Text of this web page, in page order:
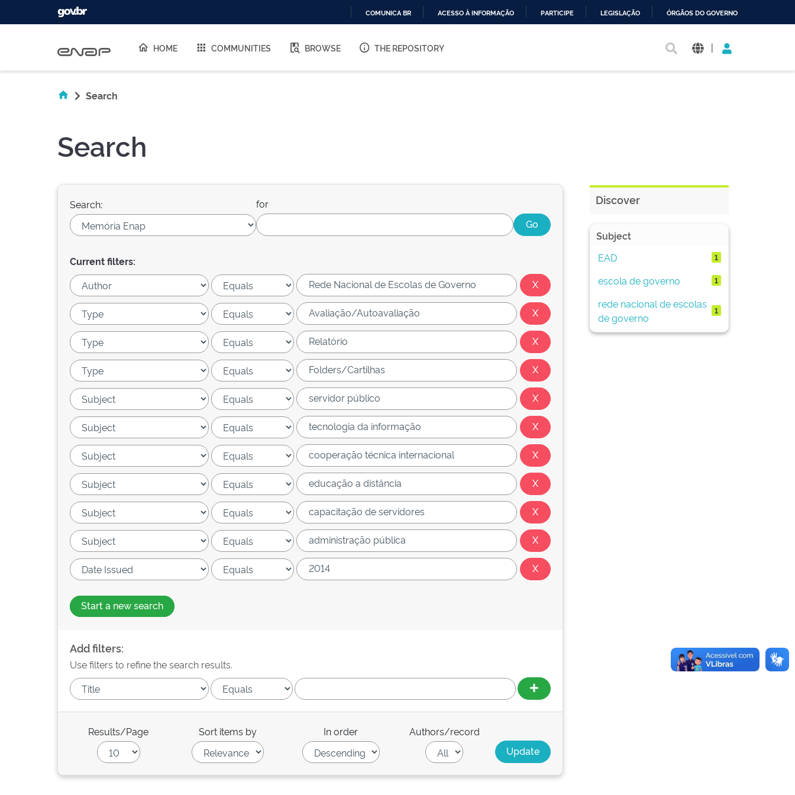
O
COMUNICA BR ACESSO À INFORMAÇÃO PARTICIPE LEGISLAÇÃO ÓRGÃOS DO GOVERNO
HOME COMMUNITIES BROWSE THE REPOSITORY |
Search
Search
Search: for
Current filters:
Start a new search
Add filters:
Use filters to refine the search results.
Results/Page Sort items by In order Authors/record
Discover
Subject
EAD
1
escola de governo 1
rede nacional de escolas
de governo
1